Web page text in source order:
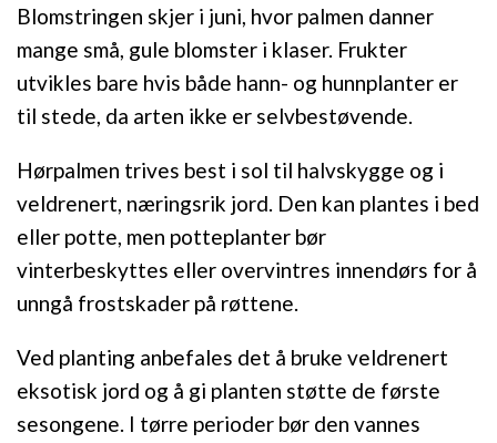
Blomstringen skjer i juni, hvor palmen danner
mange små, gule blomster i klaser. Frukter
utvikles bare hvis både hann- og hunnplanter er
til stede, da arten ikke er selvbestøvende.
Hørpalmen trives best i sol til halvskygge og i
veldrenert, næringsrik jord. Den kan plantes i bed
eller potte, men potteplanter bør
vinterbeskyttes eller overvintres innendørs for å
unngå frostskader på røttene.
Ved planting anbefales det å bruke veldrenert
eksotisk jord og å gi planten støtte de første
sesongene. I tørre perioder bør den vannes